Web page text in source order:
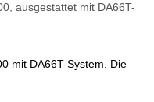
ausgestattet mit DA66T-
mit DA66T-System. Die